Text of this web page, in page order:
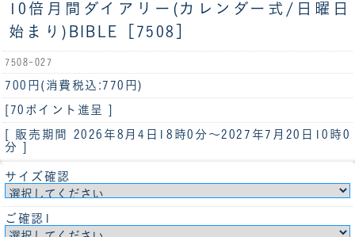
10倍 月間ダイアリー(カレンダー式/日曜日
始まり)BIBLE［7508］
7508-027
700円 (消費税込:770円)
[70ポイント進呈 ]
[ 販売期間 2026年8月4日18時0分 ～2027年7月20日10時0
分
サイズ確認
ご確認1